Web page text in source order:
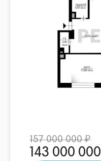
157 000 000
143 000 000